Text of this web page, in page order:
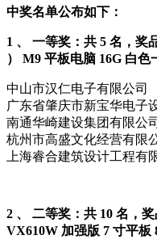
中奖名单公布如下：
1 、 一等奖：共 5 名，奖
） M9 平板电脑 16G 白色
中山市汉仁电子有限公司
广东省肇庆市新宝华电子
南通华崎建设集团有限公司
杭州市高盛文化经营有限
上海睿合建筑设计工程有
2 、 二等奖：共 10 名，
VX610W 加强版 7 寸平板